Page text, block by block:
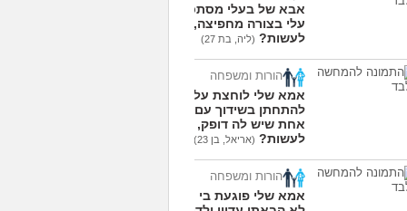
בודדה מאוד בלי חברים כבר 5
ולא יודעת איפה להכיר
5
עצות
עוד שאלות חדשות במדור
אבא של בעלי מסתכל
עלי בצורה מחפיצה, מה
לעשות? (ליה, בת 27)
הורות ומשפחה
אמא שלי לוחצת עליי
להתחתן בשידוך עם כל
אחת שיש לה דופק, מה
לעשות? (אריאל, בן 23)
הורות ומשפחה
אמא שלי פוגעת בי כי